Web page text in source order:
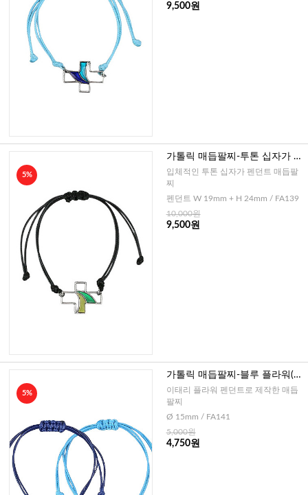
9,500원
5%
가톨릭 매듭팔찌-투톤 십자가 프
랑스(블랙)
입체적인 투톤 십자가 펜던트 매듭팔
찌
펜던트 W 19mm + H 24mm / FA139
10,000원
9,500원
5%
가톨릭 매듭팔찌-블루 플라워(네
이비,블루)
이태리 플라워 펜던트로 제작한 매듭
팔찌
Ø 15mm / FA141
5,000원
4,750원